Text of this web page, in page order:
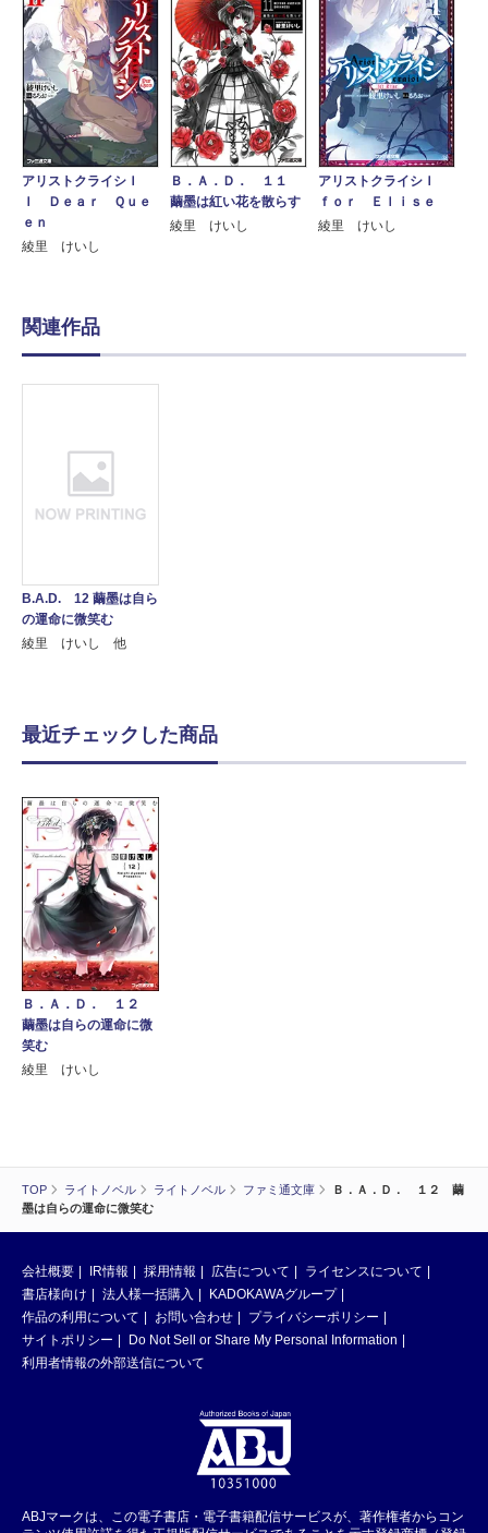
TOP ライトノベル ライトノベル ファミ通文庫
Ｂ．Ａ．Ｄ． １２ 繭
墨は自らの運命に微笑む
アリストクライシＩ
Ｉ Ｄｅａｒ Ｑｕｅ
ｅｎ
綾里 けいし
Ｂ．Ａ．Ｄ． １１
繭墨は紅い花を散らす
綾里 けいし
アリストクライシＩ
ｆｏｒ Ｅｌｉｓｅ
綾里 けいし
関連作品
B.A.D. 12 繭墨は自ら
の運命に微笑む
綾里 けいし 他
最近チェックした商品
Ｂ．Ａ．Ｄ． １２
繭墨は自らの運命に微
笑む
綾里 けいし
会社概要 IR情報 採用情報 広告について
ライセンスについて
書店様向け
法人様一括購入
KADOKAWAグループ
作品の利用について
お問い合わせ
プライバシーポリシー
サイトポリシー
Do Not Sell or Share My Personal Information
利用者情報の外部送信について
ABJマークは、この電子書店・電子書籍配信サービスが、著作権者からコン